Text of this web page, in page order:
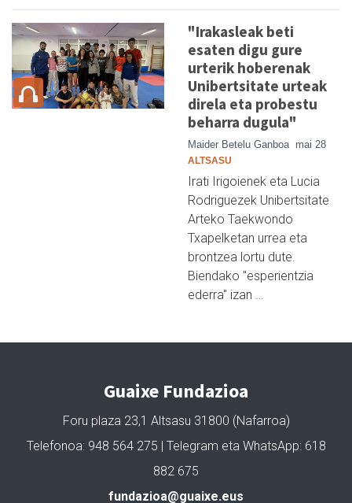
"Irakasleak beti
esaten digu gure
urterik hoberenak
Unibertsitate urteak
direla eta probestu
beharra dugula"
Maider Betelu Ganboa mai 28
ALTSASU
Irati Irigoienek eta Lucia
Rodriguezek Unibertsitate
Arteko Taekwondo
Txapelketan urrea eta
brontzea lortu dute.
Biendako "esperientzia
ederra" izan …
Guaixe Fundazioa
Foru plaza 23,1 Altsasu 31800 (Nafarroa)
Telefonoa: 948 564 275 | Telegram eta WhatsApp: 618
882 675
fundazioa@guaixe.eus